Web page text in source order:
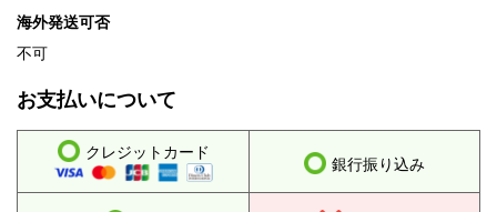
海外発送可否
不可
お支払いについて
クレジットカード
銀行振り込み